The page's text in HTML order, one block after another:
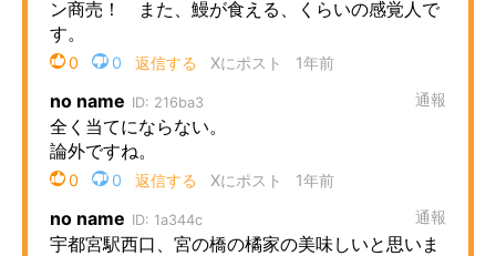
企業ITのトレンドを詳説
経営リーダーのコミュニティ
マーケ×ITの今がよく分かる
ITエンジニア向け専門サイト
企業向けIT製品の総合サイト